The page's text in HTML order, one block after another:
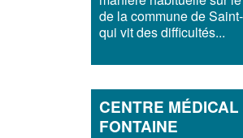
de la commune de
qui vit des difficultés...
CENTRE
FONTAINE